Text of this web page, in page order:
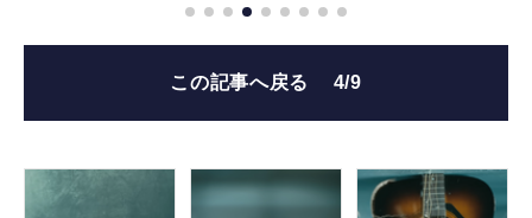
この記事へ戻る 4/9